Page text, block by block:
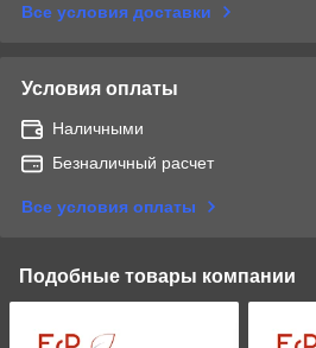
Все условия доставки
Условия оплаты
Наличными
Безналичный расчет
Все условия оплаты
Подобные товары компании